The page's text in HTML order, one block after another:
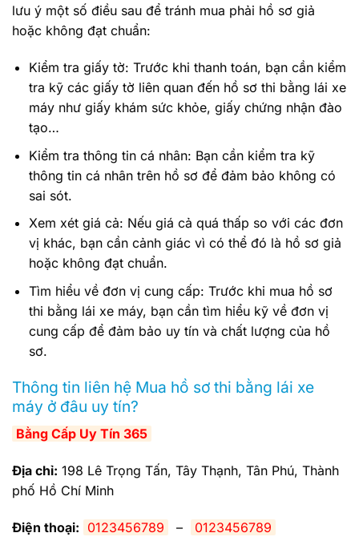
lưu ý một số điều sau để tránh mua phải hồ sơ giả
hoặc không đạt chuẩn:
Kiểm tra giấy tờ: Trước khi thanh toán, bạn cần kiểm
tra kỹ các giấy tờ liên quan đến hồ sơ thi bằng lái xe
máy như giấy khám sức khỏe, giấy chứng nhận đào
tạo…
Kiểm tra thông tin cá nhân: Bạn cần kiểm tra kỹ
thông tin cá nhân trên hồ sơ để đảm bảo không có
sai sót.
Xem xét giá cả: Nếu giá cả quá thấp so với các đơn
vị khác, bạn cần cảnh giác vì có thể đó là hồ sơ giả
hoặc không đạt chuẩn.
Tìm hiểu về đơn vị cung cấp: Trước khi mua hồ sơ
thi bằng lái xe máy, bạn cần tìm hiểu kỹ về đơn vị
cung cấp để đảm bảo uy tín và chất lượng của hồ
sơ.
Thông tin liên hệ Mua hồ sơ thi bằng lái xe
máy ở đâu uy tín?
Bằng Cấp Uy Tín 365
Địa chỉ: 198 Lê Trọng Tấn, Tây Thạnh, Tân Phú, Thành
phố Hồ Chí Minh
Điện thoại: 0123456789 – 0123456789